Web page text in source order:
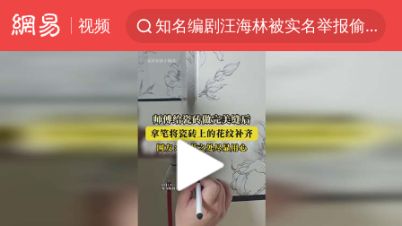
视频
知名编剧汪海林被实名举报偷税漏税
马斯克拒绝乌用星链打击俄境内目标
解锁各地夏日限定体验
金饰克价一夜涨回1300元
河南重大刑事案嫌疑人落网
峰哥 汪海林